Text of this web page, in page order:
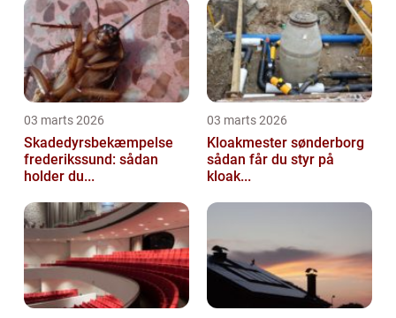
03 marts 2026
Skadedyrsbekæmpelse
frederikssund: sådan
holder du...
03 marts 2026
Kloakmester sønderborg
sådan får du styr på
kloak...